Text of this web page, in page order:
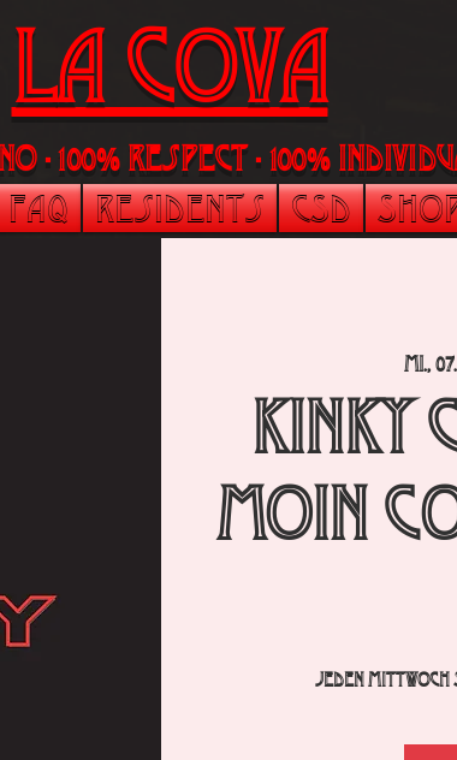
LA Cova
- 100% Respect - 100%
FAQ Residents CSD
Mi.,
Kinky
Moin
Jeden Mittwoch